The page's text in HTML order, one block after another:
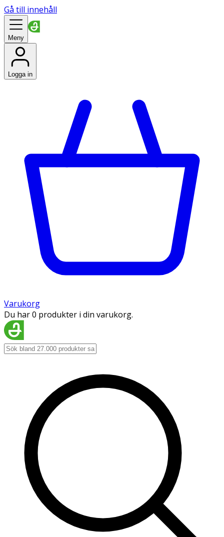
Gå till innehåll
Meny
Logga in
Varukorg
Du har 0 produkter i din varukorg.